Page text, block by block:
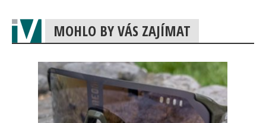
MOHLO BY VÁS ZAJÍMAT